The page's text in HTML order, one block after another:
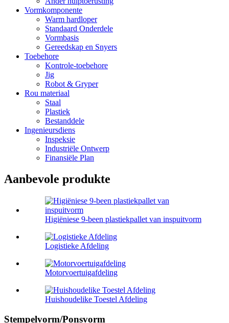
Vormkomponente
Warm hardloper
Standaard Onderdele
Vormbasis
Gereedskap en Snyers
Toebehore
Kontrole-toebehore
Jig
Robot & Gryper
Rou materiaal
Staal
Plastiek
Bestanddele
Ingenieursdiens
Inspeksie
Industriële Ontwerp
Finansiële Plan
Aanbevole produkte
Higiëniese 9-been plastiekpallet van inspuitvorm
Logistieke Afdeling
Motorvoertuigafdeling
Huishoudelike Toestel Afdeling
Stempelvorm/Ponsvorm